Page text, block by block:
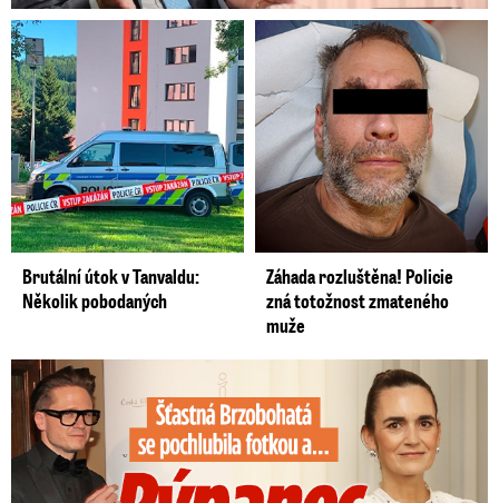
Brutální útok v Tanvaldu:
Několik pobodaných
Záhada rozluštěna! Policie
zná totožnost zmateného
muže
Šťastná Brzobohatá se pochlubila fotkou: Rýpanec od Ondřeje